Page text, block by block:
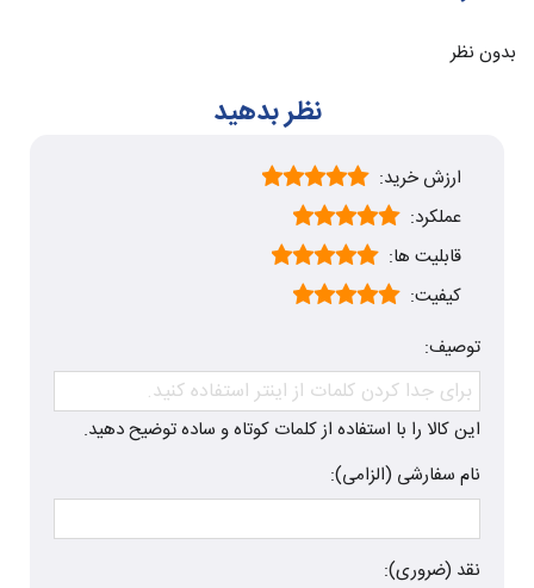
بدون نظر
نظر بدهید
ارزش خرید:
عملکرد:
قابلیت ها:
کیفیت:
توصیف:
این کالا را با استفاده از کلمات کوتاه و ساده توضیح دهید.
نام سفارشی (الزامی):
نقد (ضروری):